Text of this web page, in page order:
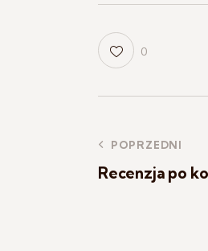
0
POPRZEDNI
Recenzja po